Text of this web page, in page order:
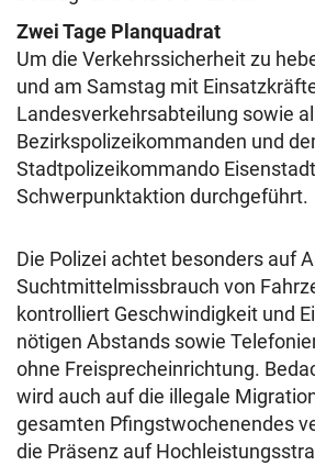
Zwei Tage Planquadrat
Um die Verkehrssicherheit zu
und am Samstag mit
Landesverkehrsabteilung sowie
Bezirkspolizeikommanden und
Stadtpolizeikommando
Schwerpunktaktion durchgeführt.
Die Polizei achtet besonders auf
Suchtmittelmissbrauch von
kontrolliert Geschwindigkeit und
nötigen Abstands sowie
ohne Freisprecheinrichtung.
wird auch auf die illegale
gesamten Pfingstwochenendes
die Präsenz auf